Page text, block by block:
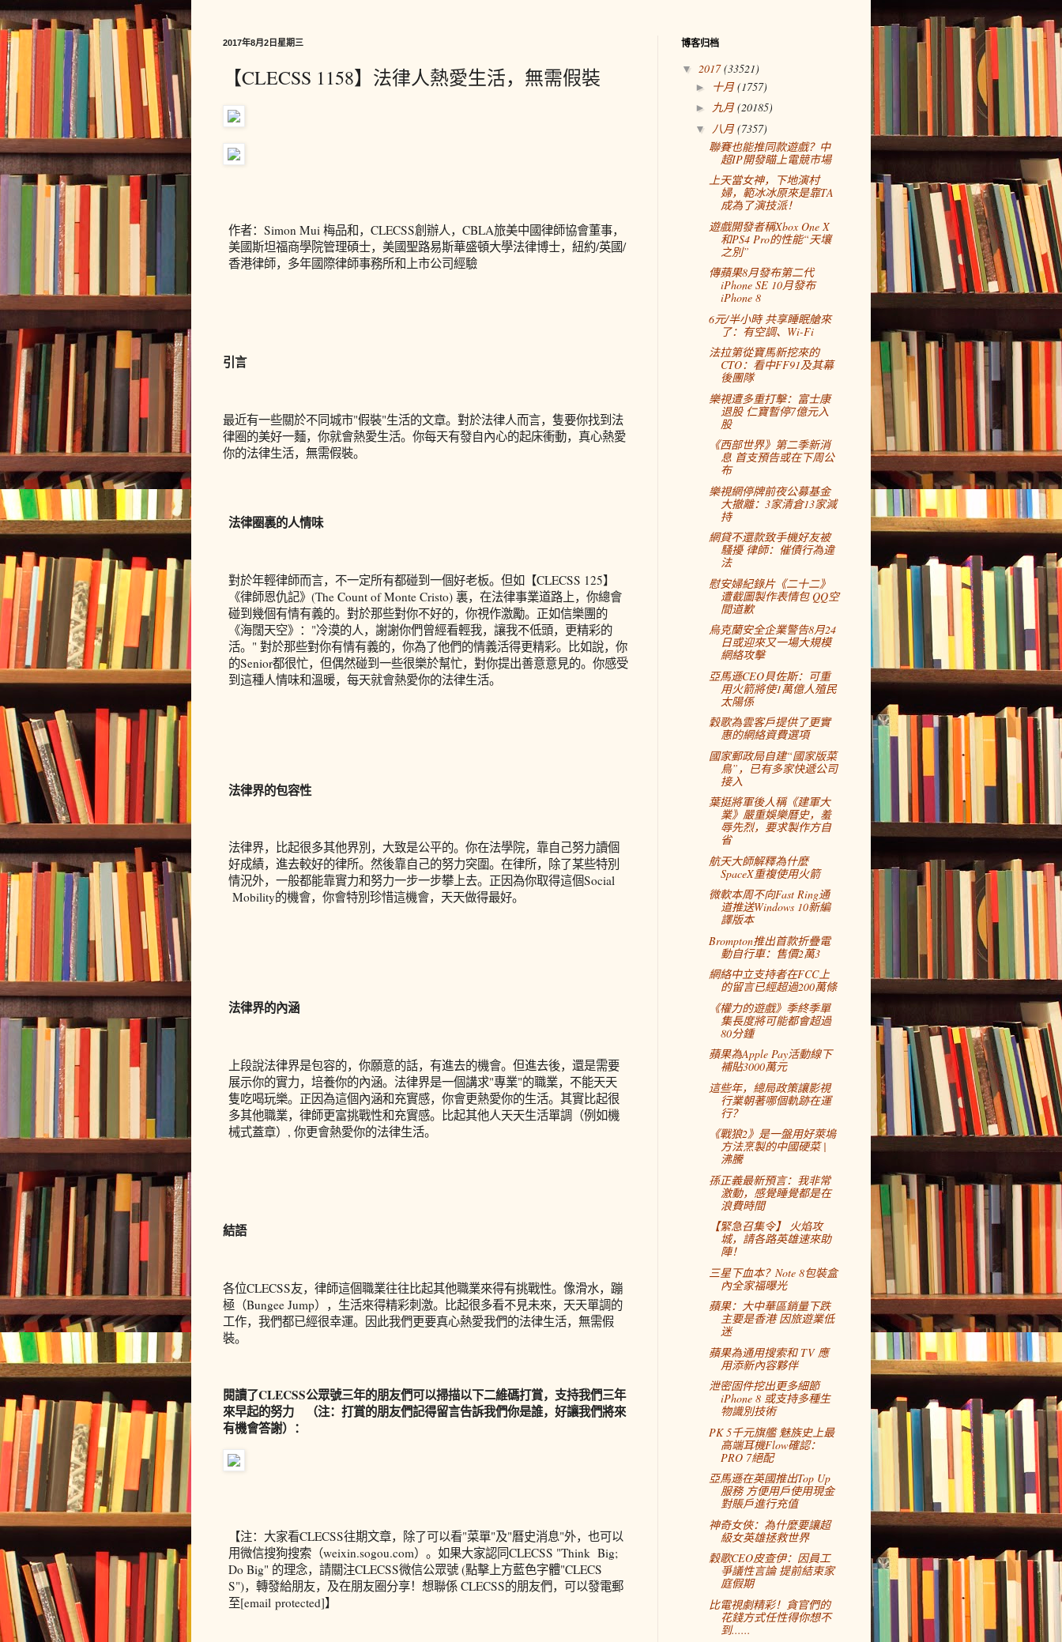
2017年8月2日星期三
【CLECSS 1158】法律人熱愛生活，無需假裝
作者： Simon Mui 梅品和， CLECSS創辦人， CBLA旅美中國律師協會董事，
美國斯坦福商學院管理碩士，美國聖路易斯華盛頓大學法律博士，紐約/英國/
香港律師， 多年國際律師事務所和上市公司經驗
引言
最近有一些關於不同城市"假裝"生活的文章。對於法律人而言，隻要你找到法
律圈的美好一麵，你就會熱愛生活。你每天有發自內心的起床衝動，真心熱愛
你的法律生活，無需假裝。
法律圈裏的人情味
對於年輕律師而言，不一定所有都碰到一個好老板。但如【CLECSS 125】
《律師恩仇記》 (The Count of Monte Cristo) 裏，在法律事業道路上，你總會
碰到幾個有情有義的。對於那些對你不好的，你視作激勵。正如信樂團的
《海闊天空》： "冷漠的人，謝謝你們曾經看輕我，讓我不低頭，更精彩的
活。 " 對於那些對你有情有義的，你為了他們的情義活得更精彩。比如說，你
的Senior都很忙，但偶然碰到一些很樂於幫忙，對你提出善意意見的。你感受
到這種人情味和溫暖，每天就會熱愛你的法律生活。
法律界的包容性
法律界，
比起很多其他界別，大致是公平的。你在法學院，靠自己努力讀個
好成績，進去較好的律所。然後靠自己的努力突圍。在律所，除了某些特別
情況外，一般都能靠實力和努力一步一步攀上去。正因為你取得這個Social
Mobility的機會，你會特別珍惜這機會，天天做得最好。
法律界的內涵
上段說法律界是包容的，你願意的話，有進去的機會。但進去後，還是需要
展示你的實力，培養你的內涵。法律界是一個講求"專業"的職業，不能天天
隻吃喝玩樂。正因為這個內涵和充實感，你會更熱愛你的生活。其實比起很
多其他職業，律師更富挑戰性和充實感。比起其他人天天生活單調（例如機
械式蓋章） , 你更會熱愛你的法律生活。
結語
各位CLECSS友，律師這個職業往往比起其他職業來得有挑戰性。像滑水，蹦
極 （Bungee Jump），生活來得精彩刺激。比起很多看不見未來，天天單調的
工作，我們都已經很幸運。因此我們更要真心熱愛我們的法律生活，無需假
裝。
閱讀了CLECSS公眾號三年的朋友們可以掃描以下二維碼打賞，支持我們三年
來早起的努力 （注：打賞的朋友們記得留言告訴我們你是誰，好讓我們將來
有機會答謝）：
【注：大家看CLECSS往期文章，除了可以看"菜單"及"曆史消息"外，也可以
用微信搜狗搜索（weixin.sogou.com）。如果大家認同CLECSS "Think Big;
Do Big" 的理念，請關注CLECSS微信公眾號 (點擊上方藍色字體"CLECS
S")，轉發給朋友，及在朋友圈分享！想聯係 CLECSS的朋友們，可以發電郵
至[email protected]】
博客归档
▼ 2017(33521)
► 十月(1757)
► 九月(20185)
▼ 八月(7357)
聯賽也能推同款遊戲？中
超IP開發瞄上電競市場
上天當女神，下地演村
婦，範冰冰原來是靠TA
成為了演技派！
遊戲開發者稱Xbox One X
和PS4 Pro的性能“天壤
之別”
傳蘋果8月發布第二代
iPhone SE 10月發布
iPhone 8
6元/半小時 共享睡眠艙來
了：有空調、Wi-Fi
法拉第從寶馬新挖來的
CTO：看中FF91及其幕
後團隊
樂視遭多重打擊：富士康
退股 仁寶暫停7億元入
股
《西部世界》第二季新消
息 首支預告或在下周公
布
樂視網停牌前夜公募基金
大撤離：3家清倉13家減
持
網貸不還款致手機好友被
騷擾 律師：催債行為違
法
慰安婦紀錄片《二十二》
遭截圖製作表情包 QQ空
間道歉
烏克蘭安全企業警告8月24
日或迎來又一場大規模
網絡攻擊
亞馬遜CEO貝佐斯：可重
用火箭將使1萬億人殖民
太陽係
穀歌為雲客戶提供了更實
惠的網絡資費選項
國家郵政局自建“國家版菜
鳥”，已有多家快遞公司
接入
葉挺將軍後人稱《建軍大
業》嚴重娛樂曆史，羞
辱先烈，要求製作方自
省
航天大師解釋為什麼
SpaceX重複使用火箭
微軟本周不向Fast Ring通
道推送Windows 10新編
譯版本
Brompton推出首款折疊電
動自行車：售價2萬3
網絡中立支持者在FCC上
的留言已經超過200萬條
《權力的遊戲》季終季單
集長度將可能都會超過
80分鍾
蘋果為Apple Pay活動線下
補貼3000萬元
這些年，總局政策讓影視
行業朝著哪個軌跡在運
行？
《戰狼2》是一盤用好萊塢
方法烹製的中國硬菜 |
沸騰
孫正義最新預言：我非常
激動，感覺睡覺都是在
浪費時間
【緊急召集令】 火焰攻
城，請各路英雄速來助
陣！
三星下血本？Note 8包裝盒
內全家福曝光
蘋果：大中華區銷量下跌
主要是香港 因旅遊業低
迷
蘋果為通用搜索和 TV 應
用添新內容夥伴
泄密固件挖出更多細節
iPhone 8 或支持多種生
物識別技術
PK 5千元旗艦 魅族史上最
高端耳機Flow確認：
PRO 7絕配
亞馬遜在英國推出Top Up
服務 方便用戶使用現金
對賬戶進行充值
神奇女俠：為什麼要讓超
級女英雄拯救世界
穀歌CEO皮查伊：因員工
爭議性言論 提前結束家
庭假期
比電視劇精彩！貪官們的
花錢方式任性得你想不
到......